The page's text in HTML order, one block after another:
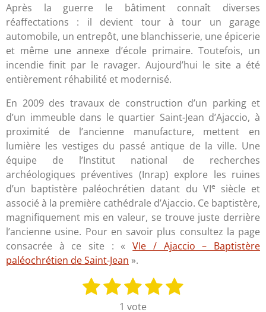
Après la guerre le bâtiment connaît diverses
réaffectations : il devient tour à tour un garage
automobile, un entrepôt, une blanchisserie, une épicerie
et même une annexe d’école primaire. Toutefois, un
incendie finit par le ravager. Aujourd’hui le site a été
entièrement réhabilité et modernisé.
En 2009 des travaux de construction d’un parking et
d’un immeuble dans le quartier Saint-Jean d’Ajaccio, à
proximité de l’ancienne manufacture, mettent en
lumière les vestiges du passé antique de la ville. Une
équipe de l’Institut national de recherches
archéologiques préventives (Inrap) explore les ruines
d’un baptistère paléochrétien datant du VIe
siècle et
associé à la première cathédrale d’Ajaccio. Ce baptistère,
magnifiquement mis en valeur, se trouve juste derrière
l’ancienne usine. Pour en savoir plus consultez la page
consacrée à ce site : «
VIe / Ajaccio – Baptistère
paléochrétien de Saint-Jean ».
1 2 3
é
4
é
5
1 vote